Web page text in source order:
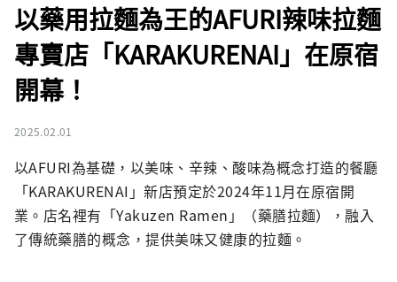
以藥用拉麵為王的AFURI辣味拉麵
專賣店「KARAKURENAI」在原宿
開幕！
2025.02.01
以AFURI為基礎，以美味、辛辣、酸味為概念打造的餐廳
「KARAKURENAI」新店預定於2024年11月在原宿開
業。店名裡有「Yakuzen Ramen」（藥膳拉麵），融入
了傳統藥膳的概念，提供美味又健康的拉麵。